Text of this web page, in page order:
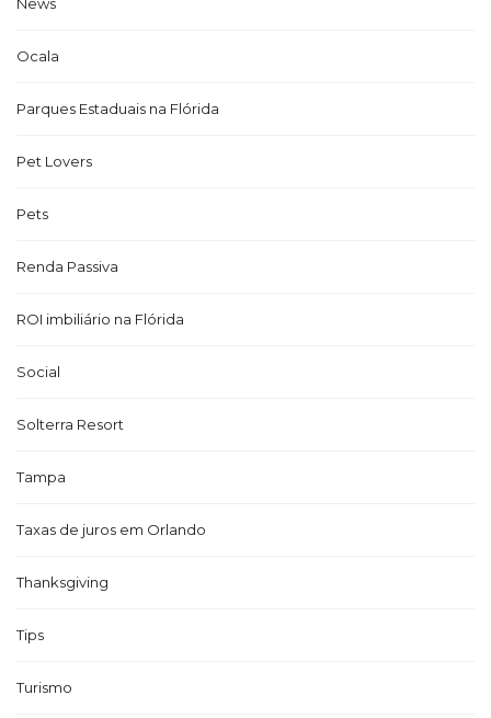
News
Ocala
Parques Estaduais na Flórida
Pet Lovers
Pets
Renda Passiva
ROI imbiliário na Flórida
Social
Solterra Resort
Tampa
Taxas de juros em Orlando
Thanksgiving
Tips
Turismo